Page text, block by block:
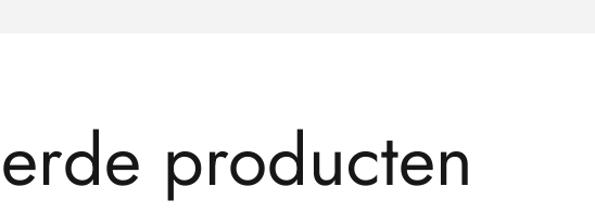
erde producten